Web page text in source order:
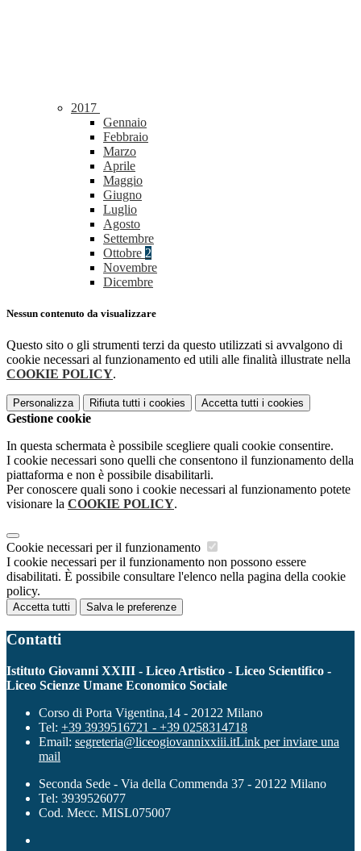
2017
Gennaio
Febbraio
Marzo
Aprile
Maggio
Giugno
Luglio
Agosto
Settembre
Ottobre 2
Novembre
Dicembre
Nessun contenuto da visualizzare
Questo sito o gli strumenti terzi da questo utilizzati si avvalgono di
cookie necessari al funzionamento ed utili alle finalità illustrate nella
COOKIE POLICY.
Personalizza Rifiuta tutti i cookies Accetta tutti i cookies
Gestione cookie
In questa schermata è possibile scegliere quali cookie consentire.
I cookie necessari sono quelli che consentono il funzionamento della
piattaforma e non è possibile disabilitarli.
Per conoscere quali sono i cookie necessari al funzionamento potete
visionare la COOKIE POLICY.
Cookie necessari per il funzionamento
I cookie necessari per il funzionamento non possono essere
disabilitati. È possibile consultare l'elenco nella pagina della cookie
policy.
Accetta tutti Salva le preferenze
Contatti
Istituto Giovanni XXIII - Liceo Artistico - Liceo Scientifico -
Liceo Scienze Umane Economico Sociale
Corso di Porta Vigentina,14 - 20122 Milano
Tel: +39 3939516721 - +39 0258314718
Email: segreteria@liceogiovannixxiii.itLink per inviare una
mail
Seconda Sede - Via della Commenda 37 - 20122 Milano
Tel: 3939526077
Cod. Mecc. MISL075007